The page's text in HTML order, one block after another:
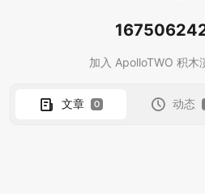
加入 ApolloTWO 积木
文章 0 动态